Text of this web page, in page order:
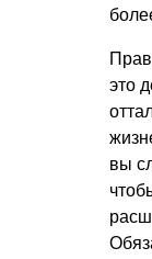
это
вы